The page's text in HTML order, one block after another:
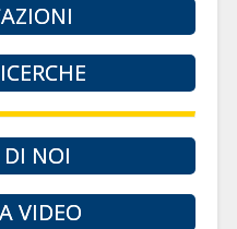
NOI
VIDEO